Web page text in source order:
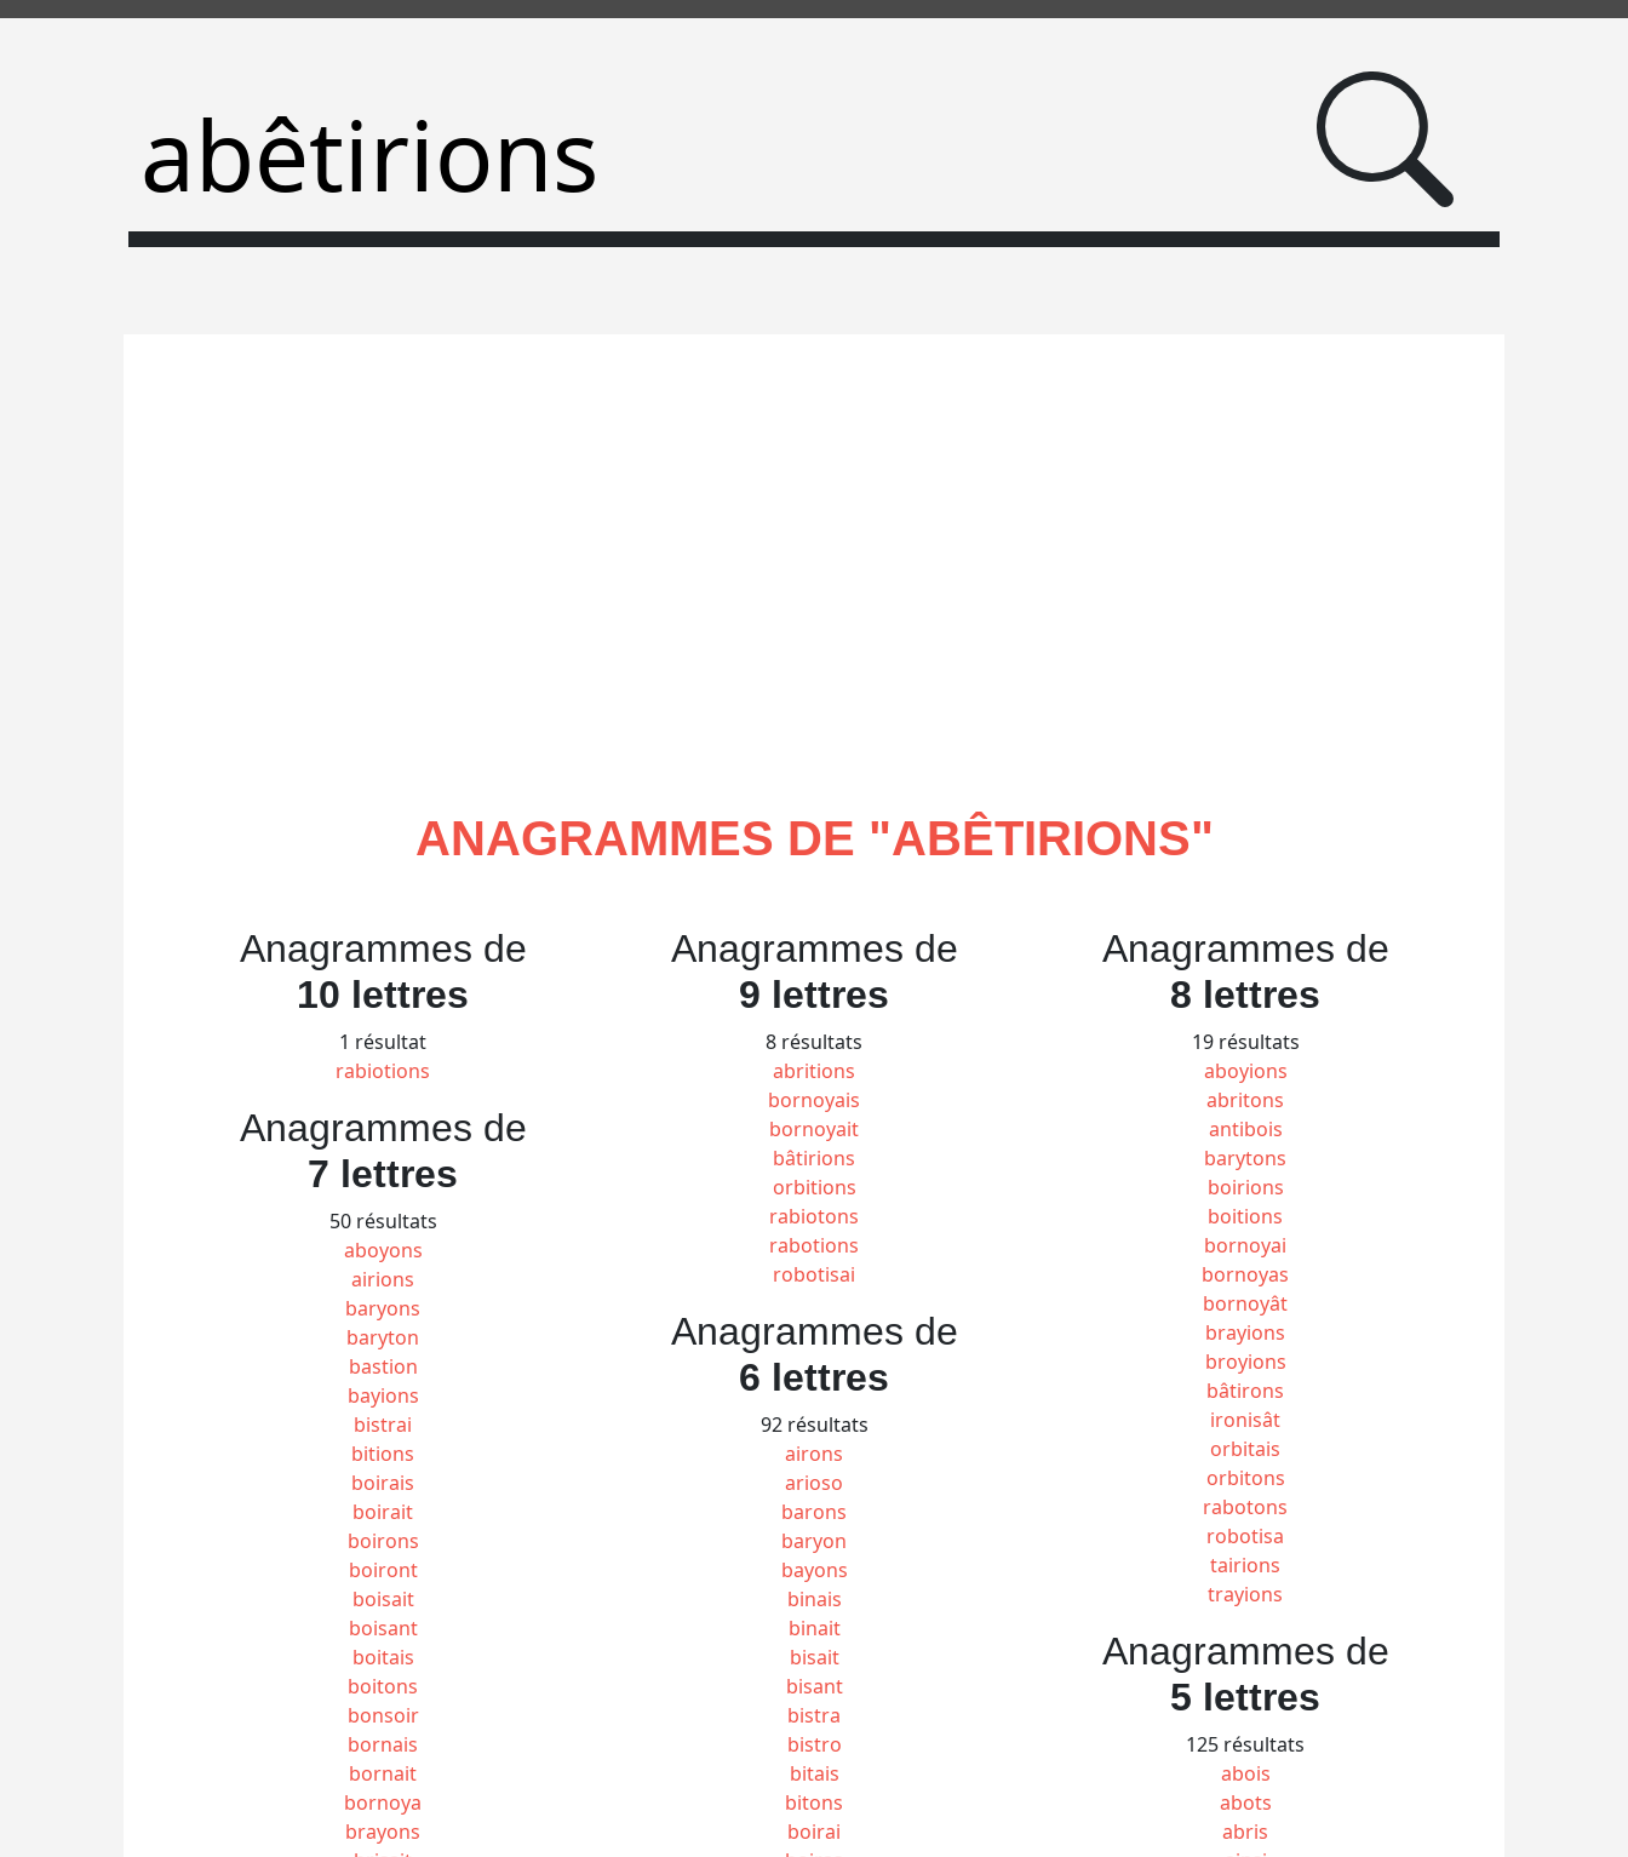
ANAGRAMMES DE "ABÊTIRIONS"
Anagrammes de
10 lettres
1 résultat
rabiotions
Anagrammes de
9 lettres
8 résultats
abritions
bornoyais
bornoyait
bâtirions
orbitions
rabiotons
rabotions
robotisai
Anagrammes de
8 lettres
19 résultats
aboyions
abritons
antibois
barytons
boirions
boitions
bornoyai
bornoyas
bornoyât
brayions
broyions
bâtirons
ironisât
orbitais
orbitons
rabotons
robotisa
tairions
trayions
Anagrammes de
7 lettres
50 résultats
aboyons
airions
baryons
baryton
bastion
bayions
bistrai
bitions
boirais
boirait
boirons
boiront
boisait
boisant
boitais
boitons
bonsoir
bornais
bornait
bornoya
brayons
Anagrammes de
6 lettres
92 résultats
airons
arioso
barons
baryon
bayons
binais
binait
bisait
bisant
bistra
bistro
bitais
bitons
boirai
Anagrammes de
5 lettres
125 résultats
abois
abots
abris